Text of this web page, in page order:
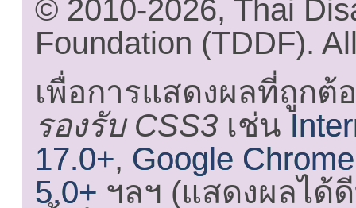
© 2010-2026, Thai
Foundation (TDDF).
เพื่อการแสดงผลที่ถูกต้
รองรับ CSS3 เช่น
17.0+, Google
5.0+ ฯลฯ (แสดงผลได้